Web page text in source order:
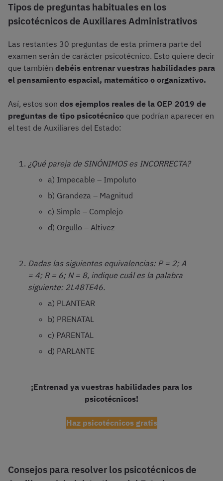
Tipos de preguntas habituales en los
psicotécnicos de Auxiliares Administrativos
Las restantes 30 preguntas de esta primera parte del
examen serán de carácter psicotécnico. Esto quiere decir
que también debéis entrenar vuestras habilidades para
el pensamiento espacial, matemático o organizativo.
Así, estos son dos ejemplos reales de la OEP 2019 de
preguntas de tipo psicotécnico que podrían aparecer en
el test de Auxiliares del Estado:
¿Qué pareja de SINÓNIMOS es INCORRECTA?
a) Impecable – Impoluto
b) Grandeza – Magnitud
c) Simple – Complejo
d) Orgullo – Altivez
Dadas las siguientes equivalencias: P = 2; A
= 4; R = 6; N = 8, indique cuál es la palabra
siguiente: 2L48TE46.
a) PLANTEAR
b) PRENATAL
c) PARENTAL
d) PARLANTE
¡Entrenad ya vuestras habilidades para los
psicotécnicos!
Haz psicotécnicos gratis
Consejos para resolver los psicotécnicos de